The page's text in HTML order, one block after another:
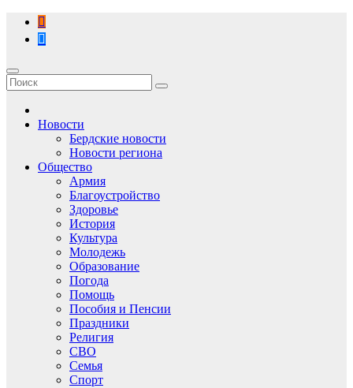
Перейти
содержимому
Новости
Бердские новости
Новости региона
Общество
Армия
Благоустройство
Здоровье
История
Культура
Молодежь
Образование
Погода
Помощь
Пособия и Пенсии
Праздники
Религия
СВО
Семья
Спорт